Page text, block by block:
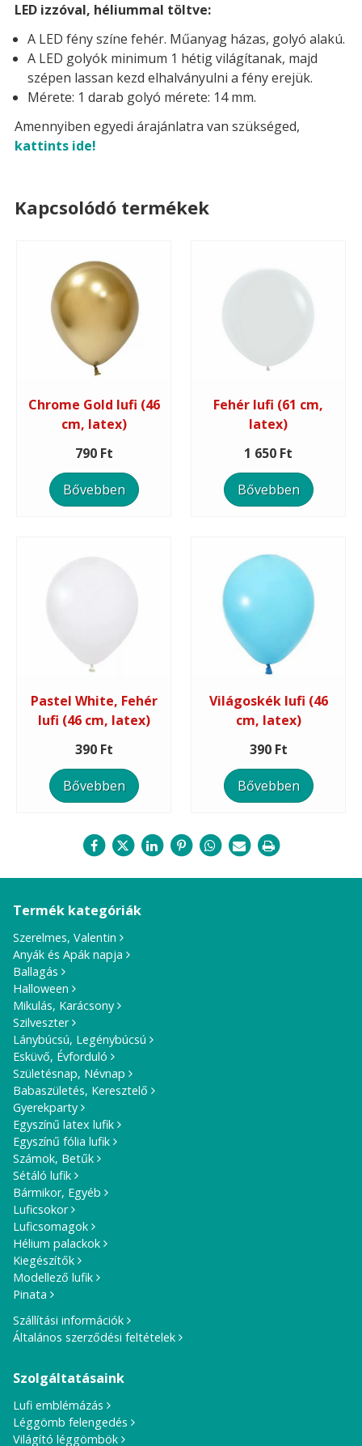
LED izzóval, héliummal töltve:
A LED fény színe fehér. Műanyag házas, golyó alakú.
A LED golyók minimum 1 hétig világítanak, majd
szépen lassan kezd elhalványulni a fény erejük.
Mérete: 1 darab golyó mérete: 14 mm.
Amennyiben egyedi árajánlatra van szükséged,
kattints ide!
Kapcsolódó termékek
Chrome Gold lufi (46
cm, latex)
790 Ft
Bővebben
Fehér lufi (61 cm,
latex)
1 650 Ft
Bővebben
Pastel White, Fehér
lufi (46 cm, latex)
390 Ft
Bővebben
Világoskék lufi (46
cm, latex)
390 Ft
Bővebben
Termék kategóriák
Szerelmes, Valentin
Anyák és Apák napja
Ballagás
Halloween
Mikulás, Karácsony
Szilveszter
Lánybúcsú, Legénybúcsú
Esküvő, Évforduló
Születésnap, Névnap
Babaszületés, Keresztelő
Gyerekparty
Egyszínű latex lufik
Egyszínű fólia lufik
Számok, Betűk
Sétáló lufik
Bármikor, Egyéb
Luficsokor
Luficsomagok
Hélium palackok
Kiegészítők
Modellező lufik
Pinata
Szállítási információk
Általános szerződési feltételek
Szolgáltatásaink
Lufi emblémázás
Léggömb felengedés
Világító léggömbök